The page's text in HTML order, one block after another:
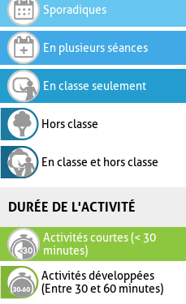
Sporadiques
En plusieurs séances
En classe seulement
Hors classe
En classe et hors classe
DURÉE DE L'ACTIVITÉ
Activités courtes (< 30
minutes)
Activités développées
(Entre 30 et 60 minutes)